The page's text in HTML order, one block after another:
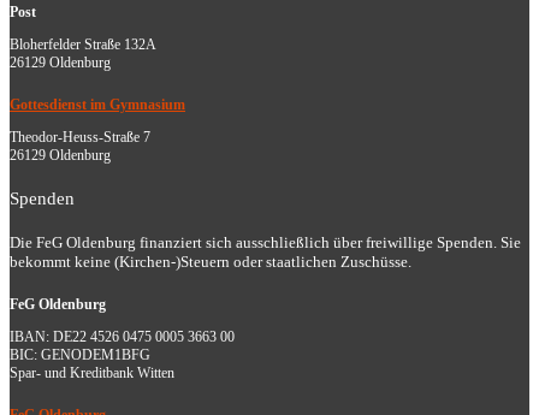
Post
Bloherfelder Straße 132A
26129 Oldenburg
Gottesdienst im Gymnasium
Theodor-Heuss-Straße 7
26129 Oldenburg
Spenden
Die FeG Oldenburg finanziert sich ausschließlich über freiwillige Spenden. Sie
bekommt keine (Kirchen-)Steuern oder staatlichen Zuschüsse.
FeG Oldenburg
IBAN: DE22 4526 0475 0005 3663 00
BIC: GENODEM1BFG
Spar- und Kreditbank Witten